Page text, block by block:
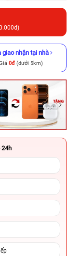
giao nhận tại nhà
0đ (dưới 5km)
24h